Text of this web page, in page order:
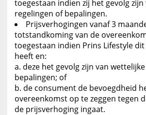
toegestaan indien zij het gevolg
regelingen of bepalingen.
Prijsverhogingen vanaf 3
totstandkoming van de
toegestaan indien Prins Lifestyle
heeft en:
deze het gevolg zijn van
bepalingen; of
de consument de bevoegdheid
overeenkomst op te zeggen tegen
de prijsverhoging ingaat.